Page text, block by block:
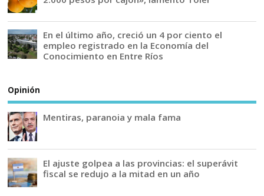
En el último año, creció un 4 por ciento el
empleo registrado en la Economía del
Conocimiento en Entre Ríos
Opinión
Mentiras, paranoia y mala fama
El ajuste golpea a las provincias: el superávit
fiscal se redujo a la mitad en un año